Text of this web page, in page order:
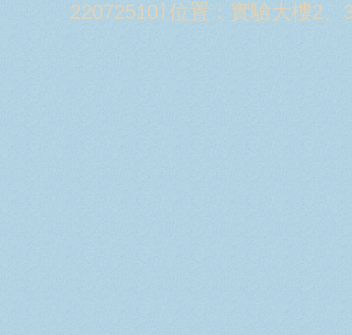
22072510∣ 位置：實驗大樓2